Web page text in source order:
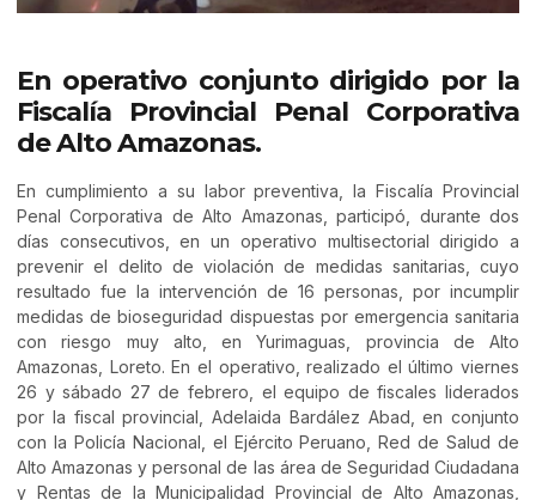
En operativo conjunto dirigido por la
Fiscalía Provincial Penal Corporativa
de Alto Amazonas.
En cumplimiento a su labor preventiva, la Fiscalía Provincial
Penal Corporativa de Alto Amazonas, participó, durante dos
días consecutivos, en un operativo multisectorial dirigido a
prevenir el delito de violación de medidas sanitarias, cuyo
resultado fue la intervención de 16 personas, por incumplir
medidas de bioseguridad dispuestas por emergencia sanitaria
con riesgo muy alto, en Yurimaguas, provincia de Alto
Amazonas, Loreto. En el operativo, realizado el último viernes
26 y sábado 27 de febrero, el equipo de fiscales liderados
por la fiscal provincial, Adelaida Bardález Abad, en conjunto
con la Policía Nacional, el Ejército Peruano, Red de Salud de
Alto Amazonas y personal de las área de Seguridad Ciudadana
y Rentas de la Municipalidad Provincial de Alto Amazonas,